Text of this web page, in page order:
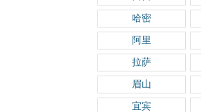
哈密
阿里
拉萨
眉山
宜宾